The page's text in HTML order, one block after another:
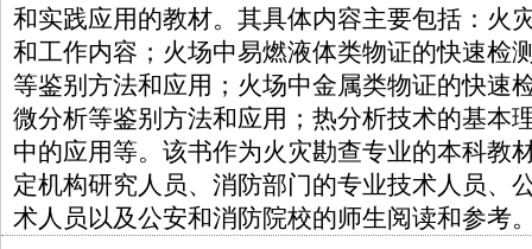
和实践应用的教材。其具体内容主要包括：火
和工作内容；火场中易燃液体类物证的快速检
等鉴别方法和应用；火场中金属类物证的快速
微分析等鉴别方法和应用；热分析技术的基本
中的应用等。该书作为火灾勘查专业的本科教
定机构研究人员、消防部门的专业技术人员、
术人员以及公安和消防院校的师生阅读和参考